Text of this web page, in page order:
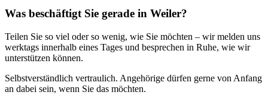
Was beschäftigt Sie gerade in Weiler?
Teilen Sie so viel oder so wenig, wie Sie möchten – wir melden uns
werktags innerhalb eines Tages und besprechen in Ruhe, wie wir
unterstützen können.
Selbstverständlich vertraulich. Angehörige dürfen gerne von Anfang
an dabei sein, wenn Sie das möchten.